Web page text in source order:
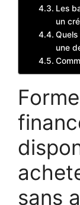
Les
un
une
sans